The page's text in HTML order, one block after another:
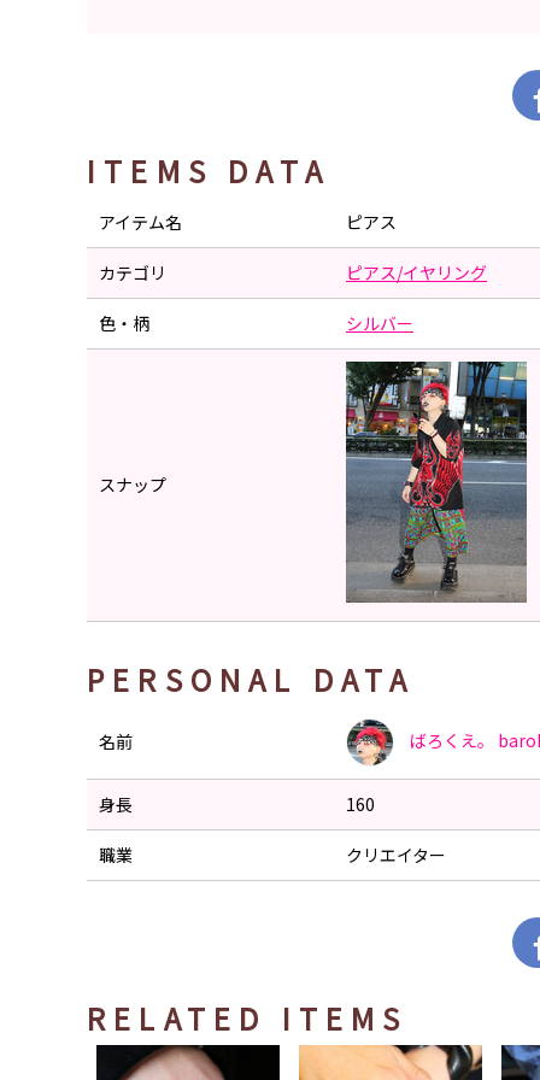
ITEMS DATA
アイテム名 ピアス
カテゴリ ピアス/イヤリング
色・柄 シルバー
スナップ
PERSONAL DATA
名前 ばろくえ。
身長 160
職業 クリエイター
RELATED ITEMS